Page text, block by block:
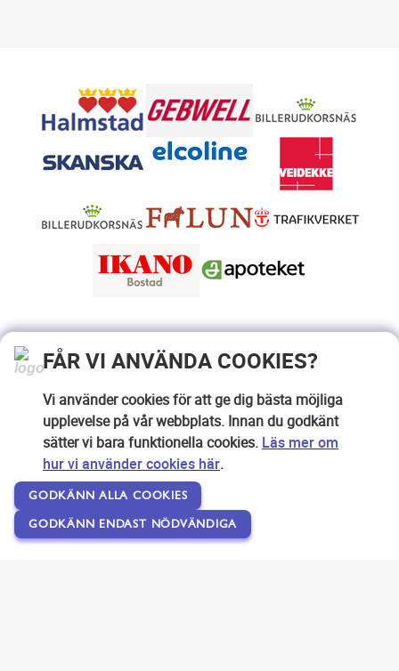
FÅR VI ANVÄNDA COOKIES?
Vi använder cookies för att ge dig bästa möjliga
upplevelse på vår webbplats. Innan du godkänt
sätter vi bara funktionella cookies. Läs mer om
hur vi använder cookies här.
GODKÄNN ALLA COOKIES
GODKÄNN ENDAST NÖDVÄNDIGA